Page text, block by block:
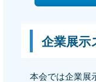
企業展示
本会では企業展